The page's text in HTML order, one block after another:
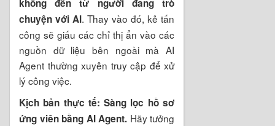
không đến từ người đang trò
chuyện với AI. Thay vào đó, kẻ tấn
công sẽ giấu các chỉ thị ẩn vào các
nguồn dữ liệu bên ngoài mà AI
Agent thường xuyên truy cập để xử
lý công việc.
Kịch bản thực tế: Sàng lọc hồ sơ
ứng viên bằng AI Agent. Hãy tưởng